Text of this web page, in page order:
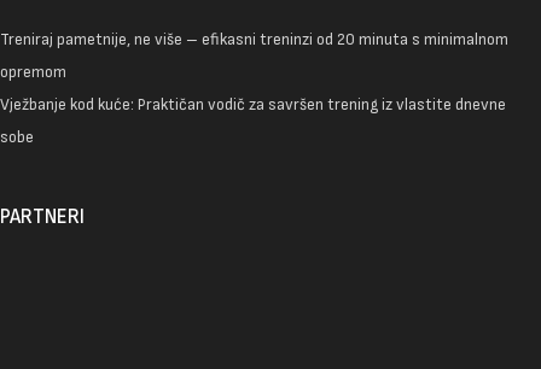
Treniraj pametnije, ne više – efikasni treninzi od 20 minuta s minimalnom
opremom
Vježbanje kod kuće: Praktičan vodič za savršen trening iz vlastite dnevne
sobe
PARTNERI